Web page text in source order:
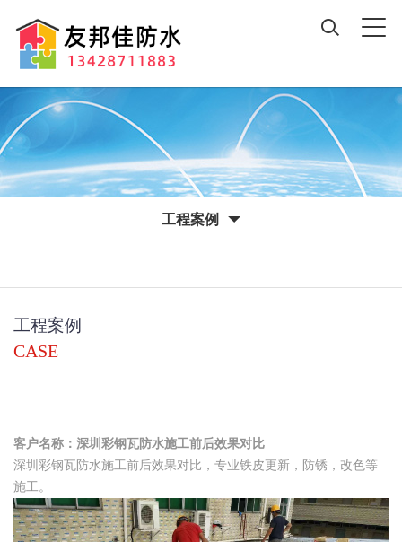
工程案例
工程案例
CASE
客户名称：深圳彩钢瓦防水施工前后效果对比
深圳彩钢瓦防水施工前后效果对比，专业铁皮更新，防锈，改色等
施工。